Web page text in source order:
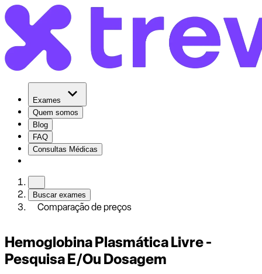
Exames
Quem somos
Blog
FAQ
Consultas Médicas
Buscar exames
Comparação de preços
Hemoglobina Plasmática Livre -
Pesquisa E/Ou Dosagem